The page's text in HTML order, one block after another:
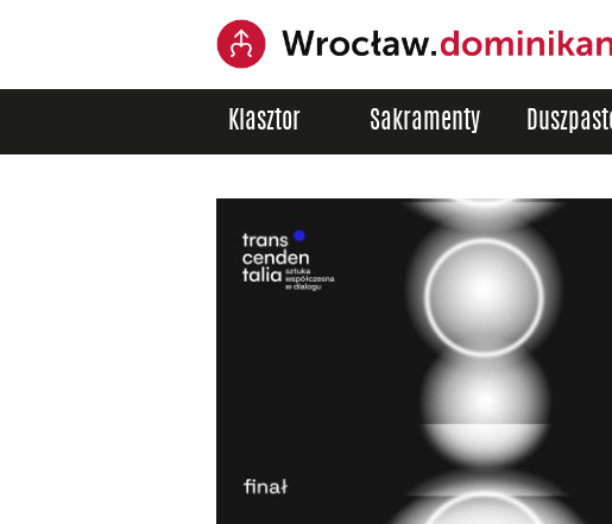
Klasztor Sakramenty